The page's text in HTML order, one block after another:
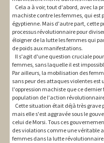
Cela a à voir, tout d'abord, avec la
machiste contre les femmes, qui est
égyptienne. Mais d'autre part, cette
processus révolutionnaire pour
éloigner de la lutte les femmes qui
de poids aux manifestations.
Il s'agit d'une question cruciale
femmes, sans laquelle il est
Par ailleurs, la mobilisation des
sans peur des attaques violentes
l'oppression machiste que ce
population de l'action
Cette situation était déjà très
mais elle s'est aggravée sous le
celui de Morsi. Tous ces
des violations comme une véritable
femmes dans la lutte